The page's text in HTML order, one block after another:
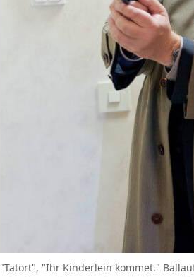
"Tatort", "Ihr Kinderlein kommet."